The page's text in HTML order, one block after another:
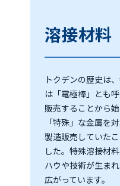
溶接材料
トクデンの歴史は
は「電極棒」とも
販売することから
「特殊」な金属を
製造販売していた
した。特殊溶接材
ハウや技術が生ま
広がっています。